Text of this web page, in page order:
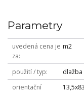
Parametry
uvedená cena je
za
m2
použití / typ
orientační
13,5x83